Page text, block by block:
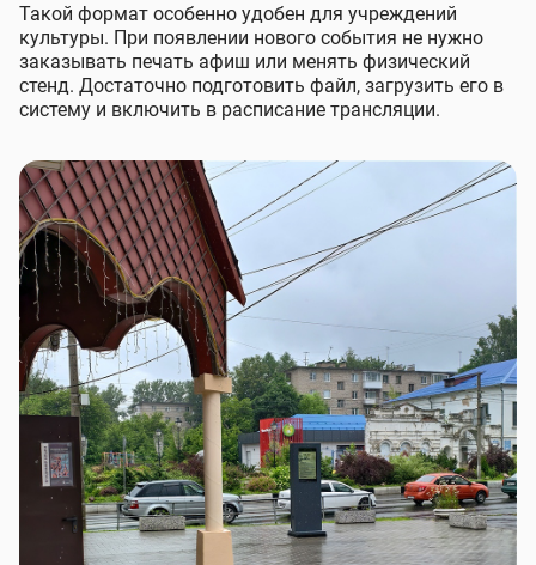
Такой формат особенно удобен для учреждений
культуры. При появлении нового события не нужно
заказывать печать афиш или менять физический
стенд. Достаточно подготовить файл, загрузить его в
систему и включить в расписание трансляции.